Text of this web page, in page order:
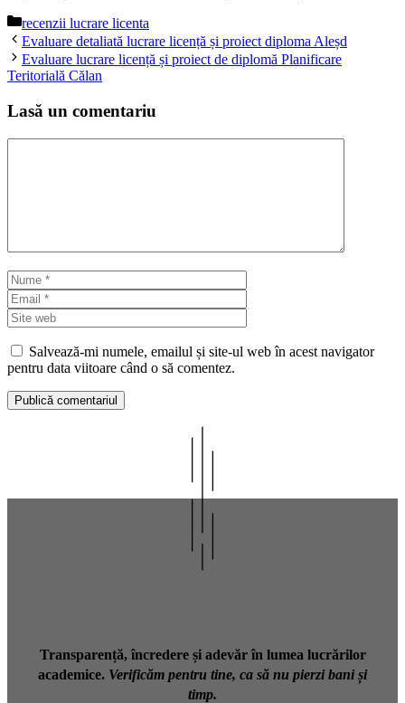
Categorii
recenzii lucrare licenta
Evaluare detaliată lucrare licență și proiect diploma Aleșd
Evaluare lucrare licență și proiect de diplomă Planificare
Teritorială Călan
Lasă un comentariu
Nume
web
Salvează-mi numele, emailul și site-ul web în acest navigator
pentru data viitoare când o să comentez.
Transparență, încredere și adevăr în lumea lucrărilor
academice. Verificăm pentru tine, ca să nu pierzi bani și
timp.